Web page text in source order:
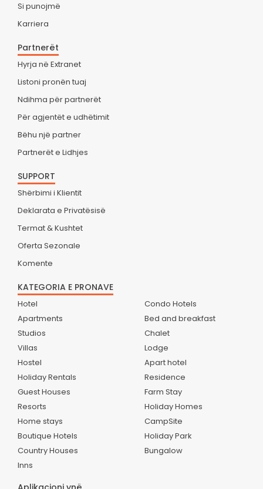
Si punojmë
Karriera
Partnerët
Hyrja në Extranet
Listoni pronën tuaj
Ndihma për partnerët
Për agjentët e udhëtimit
Bëhu një partner
Partnerët e Lidhjes
SUPPORT
Shërbimi i Klientit
Deklarata e Privatësisë
Termat & Kushtet
Oferta Sezonale
Komente
KATEGORIA E PRONAVE
Hotel
Apartments
Studios
Villas
Hostel
Holiday Rentals
Guest Houses
Resorts
Home stays
Boutique Hotels
Country Houses
Inns
Condo Hotels
Bed and breakfast
Chalet
Lodge
Apart hotel
Residence
Farm Stay
Holiday Homes
CampSite
Holiday Park
Bungalow